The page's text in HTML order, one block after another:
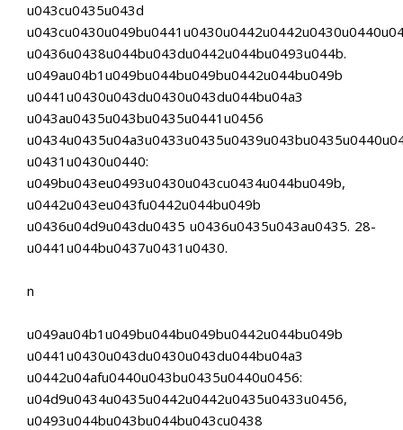
u043cu0435u043d
u0436u0438u044bu043du0442u044bu0493u044b.
u049au04b1u049bu044bu049bu0442u044bu049b
u0441u0430u043du0430u043du044bu04a3
u043au0435u043bu0435u0441u0456
u0431u0430u0440:
u049bu043eu0493u0430u043cu0434u044bu049b,
u0442u043eu043fu0442u044bu049b
u0436u04d9u043du0435 u0436u0435u043au0435. 28-
u0441u044bu0437u0431u0430.
n
u049au04b1u049bu044bu049bu0442u044bu049b
u0441u0430u043du0430u043du044bu04a3
u0442u04afu0440u043bu0435u0440u0456:
u04d9u0434u0435u0442u0442u0435u0433u0456,
u0493u044bu043bu044bu043cu0438